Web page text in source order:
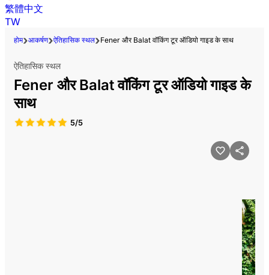
繁體中文
TW
होम आकर्षण ऐतिहासिक स्थल Fener और Balat वॉकिंग टूर ऑडियो गाइड के साथ
ऐतिहासिक स्थल
Fener और Balat वॉकिंग टूर ऑडियो गाइड के
साथ
5/5